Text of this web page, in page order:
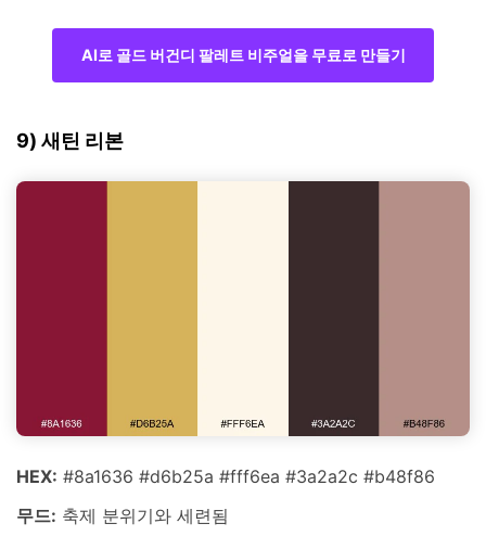
AI로 골드 버건디 팔레트 비주얼을 무료로 만들기
9) 새틴 리본
HEX: #8a1636 #d6b25a #fff6ea #3a2a2c #b48f86
무드: 축제 분위기와 세련됨